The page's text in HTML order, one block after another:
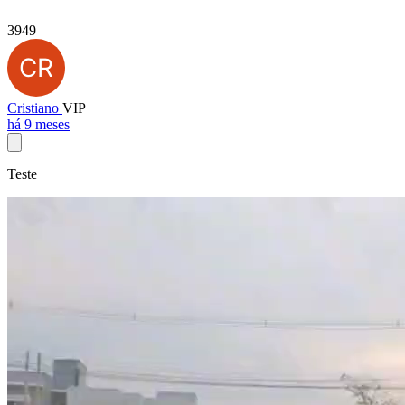
3949
Cristiano VIP
há 9 meses
Teste